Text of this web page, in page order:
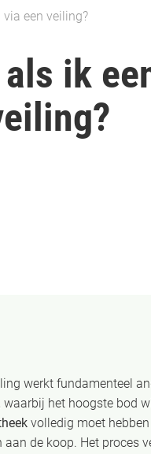
een veiling?
ik
werkt fundamenteel
waarbij het hoogste bod
volledig moet
de koop. Het proces